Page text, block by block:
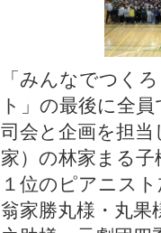
「みんなでつく
ト」の最後に全
司会と企画を担
家）の林家まる
１位のピアニス
翁家勝丸様・丸果